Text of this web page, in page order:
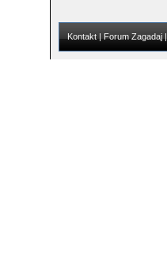
Kontakt| Forum Zagadaj|